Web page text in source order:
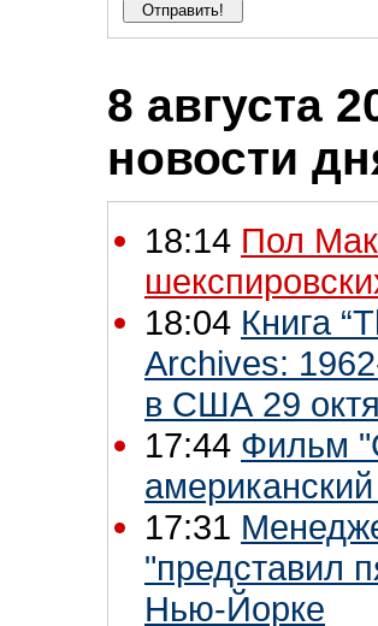
8 августа
новости
18:14 Пол
18:04 Книга
Archives:
в США 29
17:44 Фильм
17:31
"представил
Нью-Йорке